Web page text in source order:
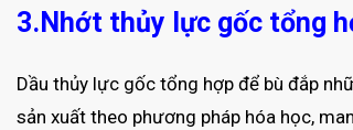
3.Nhớt thủy lực gốc tổng
Dầu thủy lực gốc tổng hợp để bù đắp
sản xuất theo phương pháp hóa học,